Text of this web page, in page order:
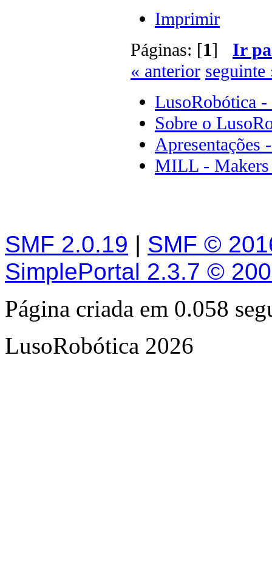
Imprimir
Páginas: [1] Ir
« anterior seguinte
LusoRobótica -
Sobre o
Apresentações
MILL -
SMF 2.0.19 | SMF ©
SimplePortal 2.3.7 ©
Página criada em 0.058
LusoRobótica 2026